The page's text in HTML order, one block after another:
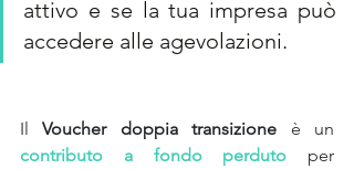
attivo e se la tua impresa può
accedere alle agevolazioni.
Il Voucher doppia transizione è un
contributo a fondo perduto per